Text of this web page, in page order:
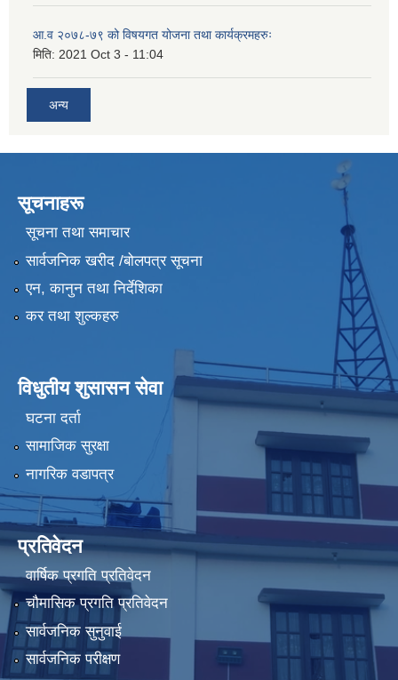
आ.व २०७८-७९ को विषयगत योजना तथा कार्यक्रमहरुः
मिति: 2021 Oct 3 - 11:04
अन्य
सूचनाहरू
सूचना तथा समाचार
सार्वजनिक खरीद /बोलपत्र सूचना
एन, कानुन तथा निर्देशिका
कर तथा शुल्कहरु
विधुतीय शुसासन सेवा
घटना दर्ता
सामाजिक सुरक्षा
नागरिक वडापत्र
प्रतिवेदन
वार्षिक प्रगति प्रतिवेदन
चौमासिक प्रगति प्रतिवेदन
सार्वजनिक सुनुवाई
सार्वजनिक परीक्षण